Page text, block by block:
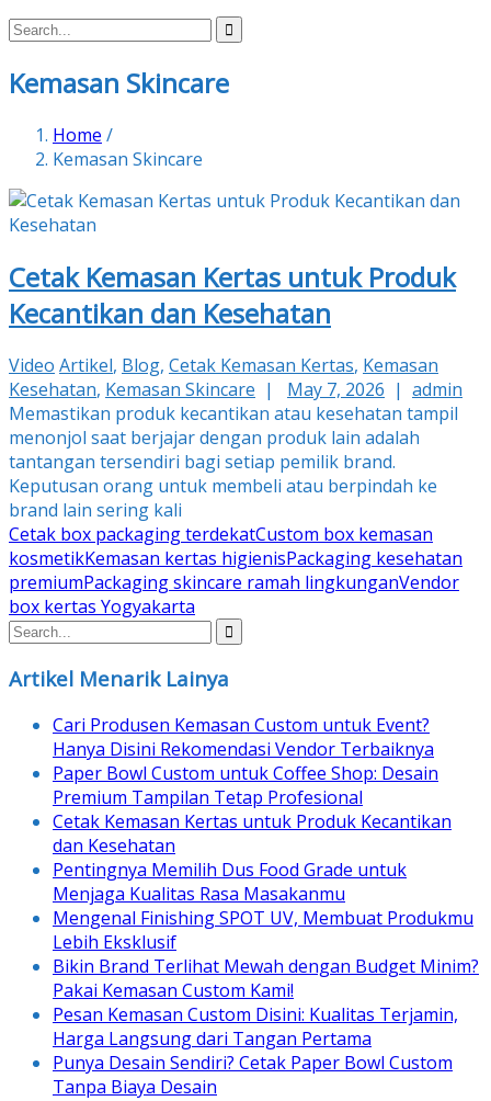
Kemasan Skincare
Home /
Kemasan Skincare
Cetak Kemasan Kertas untuk Produk
Kecantikan dan Kesehatan
Video Artikel, Blog, Cetak Kemasan Kertas, Kemasan
Kesehatan, Kemasan Skincare | May 7, 2026 | admin
Memastikan produk kecantikan atau kesehatan tampil
menonjol saat berjajar dengan produk lain adalah
tantangan tersendiri bagi setiap pemilik brand.
Keputusan orang untuk membeli atau berpindah ke
brand lain sering kali
Cetak box packaging terdekatCustom box kemasan
kosmetikKemasan kertas higienisPackaging kesehatan
premiumPackaging skincare ramah lingkunganVendor
box kertas Yogyakarta
Artikel Menarik Lainya
Cari Produsen Kemasan Custom untuk Event?
Hanya Disini Rekomendasi Vendor Terbaiknya
Paper Bowl Custom untuk Coffee Shop: Desain
Premium Tampilan Tetap Profesional
Cetak Kemasan Kertas untuk Produk Kecantikan
dan Kesehatan
Pentingnya Memilih Dus Food Grade untuk
Menjaga Kualitas Rasa Masakanmu
Mengenal Finishing SPOT UV, Membuat Produkmu
Lebih Eksklusif
Bikin Brand Terlihat Mewah dengan Budget Minim?
Pakai Kemasan Custom Kami!
Pesan Kemasan Custom Disini: Kualitas Terjamin,
Harga Langsung dari Tangan Pertama
Punya Desain Sendiri? Cetak Paper Bowl Custom
Tanpa Biaya Desain